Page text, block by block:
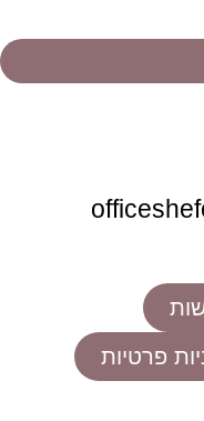
פרטיות